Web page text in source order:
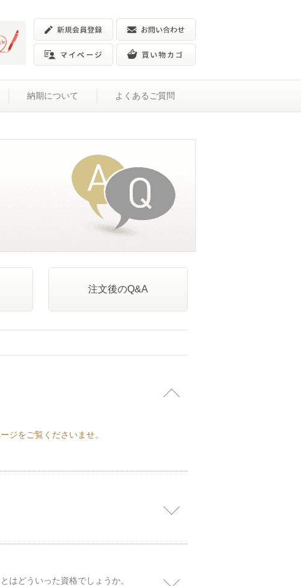
納期について よくあるご質問
注文後のQ&A
ジをご覧くださいませ。
はどういった資格でしょうか。